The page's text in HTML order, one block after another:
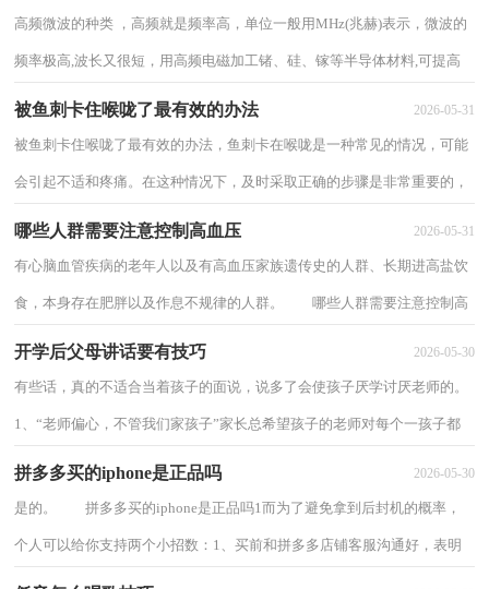
高频微波的种类 ，高频就是频率高，单位一般用MHz(兆赫)表示，微波的
频率极高,波长又很短，用高频电磁加工锗、硅、镓等半导体材料,可提高
强度,制成符合要求的单晶体，下面分享高频微...
被鱼刺卡住喉咙了最有效的办法 2026-05-31
被鱼刺卡住喉咙了最有效的办法，鱼刺卡在喉咙是一种常见的情况，可能
会引起不适和疼痛。在这种情况下，及时采取正确的步骤是非常重要的，
以避免进一步的伤害和并发症，下面介绍被鱼刺...
哪些人群需要注意控制高血压 2026-05-31
有心脑血管疾病的老年人以及有高血压家族遗传史的人群、长期进高盐饮
食，本身存在肥胖以及作息不规律的人群。 哪些人群需要注意控制高
血压1高血压人群的管理，应该包括有心...
开学后父母讲话要有技巧 2026-05-30
有些话，真的不适合当着孩子的面说，说多了会使孩子厌学讨厌老师的。
1、“老师偏心，不管我们家孩子”家长总希望孩子的老师对每个一孩子都
是绝对的公平。但却忽略了，自己家若同时...
拼多多买的iphone是正品吗 2026-05-30
是的。 拼多多买的iphone是正品吗1而为了避免拿到后封机的概率，
个人可以给你支持两个小招数：1、买前和拼多多店铺客服沟通好，表明
自己对手机很熟悉，不要给你发后封机，要是你发...